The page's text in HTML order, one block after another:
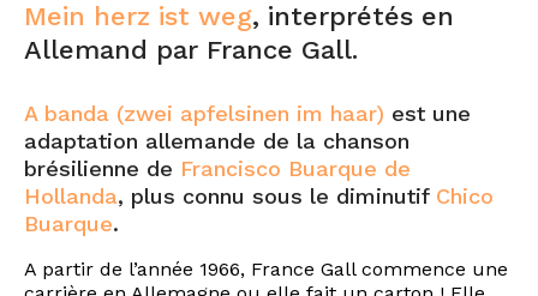
Mein herz ist weg, interprétés en
Allemand par France Gall.
A banda (zwei apfelsinen im haar) est une
adaptation allemande de la chanson
brésilienne de Francisco Buarque de
Hollanda, plus connu sous le diminutif Chico
Buarque.
A partir de l’année 1966, France Gall commence une